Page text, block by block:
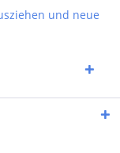
und neue